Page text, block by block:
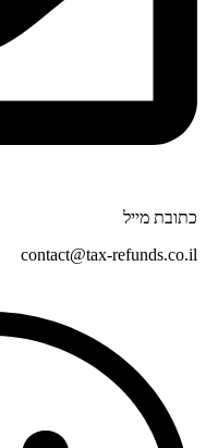
כתובת מייל
contact@tax-refunds.co.il